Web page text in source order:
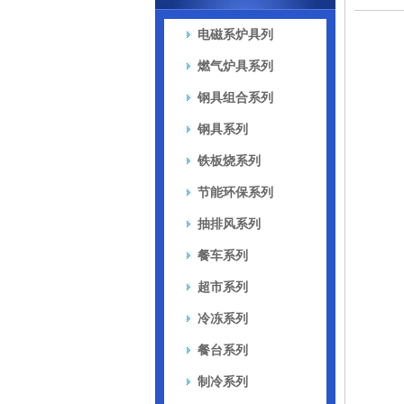
电磁系炉具列
燃气炉具系列
钢具组合系列
钢具系列
铁板烧系列
节能环保系列
抽排风系列
餐车系列
超市系列
冷冻系列
餐台系列
制冷系列